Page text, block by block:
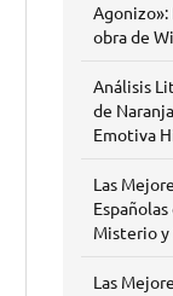
obra de
Análisis
de
Emotiva
Las
Misterio y
Las